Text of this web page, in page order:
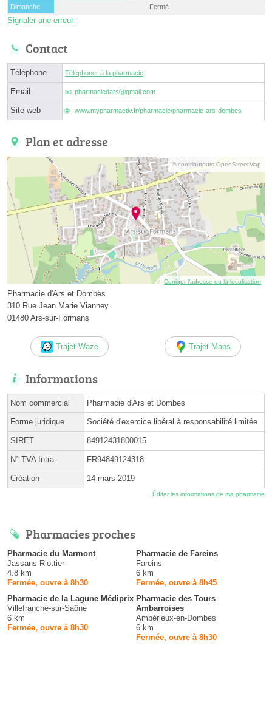
Dimanche
Fermé
Signaler une erreur
Contact
Téléphone Téléphoner à la pharmacie
Email pharmaciedarsⓐgmail.com
Site web www.mypharmactiv.fr/pharmacie/pharmacie-ars-dombes
Plan et adresse
© contributeurs OpenStreetMap
Corriger l’adresse ou la localisation
Pharmacie d'Ars et Dombes
310 Rue Jean Marie Vianney
01480 Ars-sur-Formans
Trajet Waze Trajet Maps
Informations
Nom commercial Pharmacie d'Ars et Dombes
Forme juridique Société d'exercice libéral à responsabilité limitée
SIRET 84912431800015
N° TVA Intra. FR94849124318
Création 14 mars 2019
Éditer les informations de ma pharmacie
Pharmacies proches
Pharmacie du Marmont
Jassans-Riottier
4.8 km
Fermée, ouvre à 8h30
Pharmacie de Fareins
Fareins
6 km
Fermée, ouvre à 8h45
Pharmacie de la Lagune Médiprix
Villefranche-sur-Saône
6 km
Fermée, ouvre à 8h30
Pharmacie des Tours
Ambarroises
Ambérieux-en-Dombes
6 km
Fermée, ouvre à 8h30